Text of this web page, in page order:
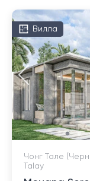
Вилла
Чонг Тале
Talay